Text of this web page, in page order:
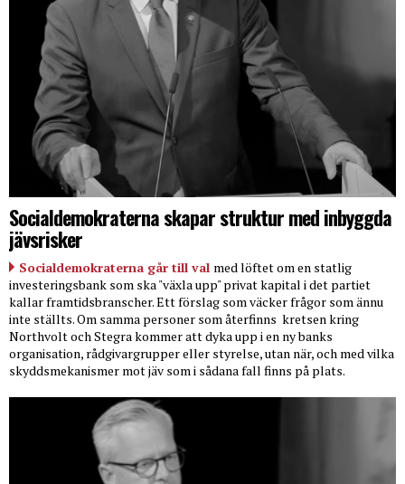
Socialdemokraterna skapar struktur med inbyggda
jävsrisker
Socialdemokraterna går till val med löftet om en statlig
investeringsbank som ska "växla upp" privat kapital i det partiet
kallar framtidsbranscher. Ett förslag som väcker frågor som ännu
inte ställts. Om samma personer som återfinns kretsen kring
Northvolt och Stegra kommer att dyka upp i en ny banks
organisation, rådgivargrupper eller styrelse, utan när, och med vilka
skyddsmekanismer mot jäv som i sådana fall finns på plats.